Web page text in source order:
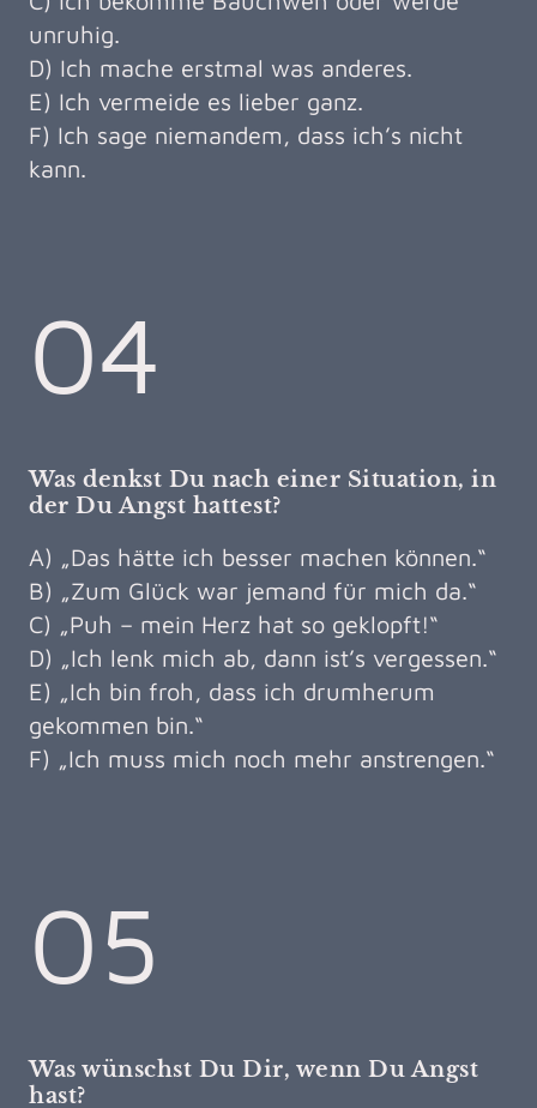
unruhig.
D) Ich mache erstmal was anderes.
E) Ich vermeide es lieber ganz.
F) Ich sage niemandem, dass ich’s nicht
kann.
04
Was denkst Du nach einer Situation, in
der Du Angst hattest?
A) „Das hätte ich besser machen können.“
B) „Zum Glück war jemand für mich da.“
C) „Puh – mein Herz hat so geklopft!“
D) „Ich lenk mich ab, dann ist’s vergessen.“
E) „Ich bin froh, dass ich drumherum
gekommen bin.“
F) „Ich muss mich noch mehr anstrengen.“
05
Was wünschst Du Dir, wenn Du Angst
hast?